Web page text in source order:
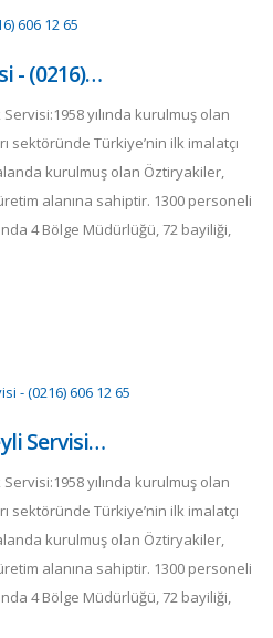
- (0216)…
yılında kurulmuş olan
sektöründe Türkiye’nin ilk imalatçı
kurulmuş olan Öztiryakiler,
alanına sahiptir. 1300 personeli
4 Bölge Müdürlüğü, 72 bayiliği,
Servisi…
yılında kurulmuş olan
sektöründe Türkiye’nin ilk imalatçı
kurulmuş olan Öztiryakiler,
alanına sahiptir. 1300 personeli
4 Bölge Müdürlüğü, 72 bayiliği,